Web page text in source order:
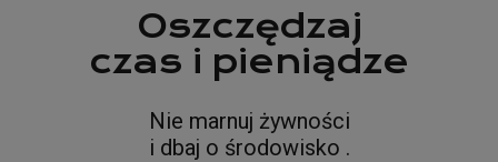
Oszczędzaj
czas i pieniądze
Nie marnuj żywności
i dbaj o środowisko .